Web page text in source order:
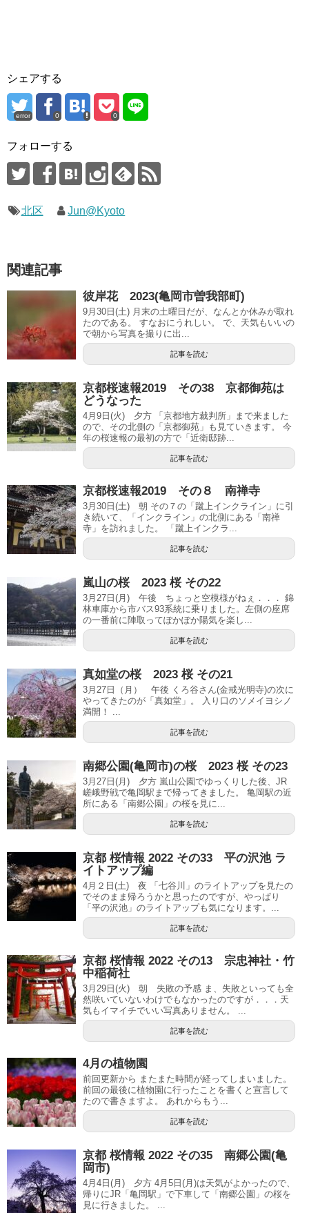
シェアする
error 0 0
フォローする
北区 Jun@Kyoto
関連記事
彼岸花 2023(亀岡市曽我部町)
9月30日(土) 月末の土曜日だが、なんとか休みが取れ
たのである。 すなおにうれしい。 で、天気もいいの
で朝から写真を撮りに出...
記事を読む
京都桜速報2019 その38 京都御苑は
どうなった
4月9日(火) 夕方 「京都地方裁判所」まで来ました
ので、その北側の「京都御苑」も見ていきます。 今
年の桜速報の最初の方で「近衛邸跡...
記事を読む
京都桜速報2019 その８ 南禅寺
3月30日(土) 朝 その７の「蹴上インクライン」に引
き続いて、「インクライン」の北側にある「南禅
寺」を訪れました。 「蹴上インクラ...
記事を読む
嵐山の桜 2023 桜 その22
3月27日(月) 午後 ちょっと空模様がねぇ．．． 錦
林車庫から市バス93系統に乗りました。左側の座席
の一番前に陣取ってぽかぽか陽気を楽し...
記事を読む
真如堂の桜 2023 桜 その21
3月27日（月） 午後 くろ谷さん(金戒光明寺)の次に
やってきたのが「真如堂」。 入り口のソメイヨシノ
満開！ ...
記事を読む
南郷公園(亀岡市)の桜 2023 桜 その23
3月27日(月) 夕方 嵐山公園でゆっくりした後、JR
嵯峨野戦で亀岡駅まで帰ってきました。 亀岡駅の近
所にある「南郷公園」の桜を見に...
記事を読む
京都 桜情報 2022 その33 平の沢池 ラ
イトアップ編
4月２日(土) 夜 「七谷川」のライトアップを見たの
でそのまま帰ろうかと思ったのですが、やっぱり
「平の沢池」のライトアップも気になります。...
記事を読む
京都 桜情報 2022 その13 宗忠神社・竹
中稲荷社
3月29日(火) 朝 失敗の予感 ま、失敗といっても全
然咲いていないわけでもなかったのですが．．．天
気もイマイチでいい写真ありません。 ...
記事を読む
4月の植物園
前回更新から またまた時間が経ってしまいました。
前回の最後に植物園に行ったことを書くと宣言して
たので書きますよ。 あれからもう...
記事を読む
京都 桜情報 2022 その35 南郷公園(亀
岡市)
4月4日(月) 夕方 4月5日(月)は天気がよかったので、
帰りにJR「亀岡駅」で下車して「南郷公園」の桜を
見に行きました。 ...